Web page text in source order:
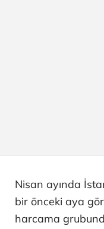
Nisan ayında
bir önceki aya
harcama